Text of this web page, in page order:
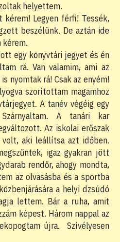
helyettem.
kérem! Legyen férfi! Tessék,
beszélünk. De aztán ide
kérem.
egy könyvtári jegyet és én
rá. Van valamim, ami az
nyomtak rá! Csak az enyém!
szorítottam magamhoz
A tanév végéig egy
A tanári kar
Az iskolai erőszak
aki leállítsa azt időben.
igaz gyakran jött
rendőr, ahogy mondta,
az olvasásba és a sportba
a helyi dzsúdó
lettem. Bár a ruha, amit
képest. Három nappal az
újra. Szívélyesen